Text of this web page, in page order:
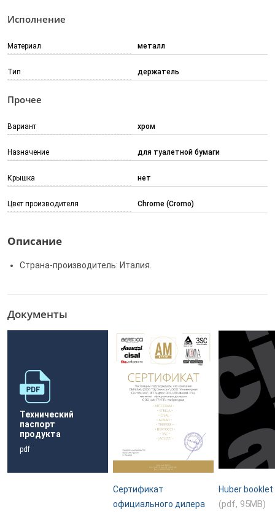
Исполнение
Материал металл
Тип держатель
Прочее
Вариант хром
Назначение для туалетной бумаги
Крышка нет
Цвет производителя Chrome (Cromo)
Описание
Страна-производитель: Италия.
Документы
Технический
паспорт
продукта
pdf
Сертификат
официального дилера
Huber booklet
(pdf, 95MB)